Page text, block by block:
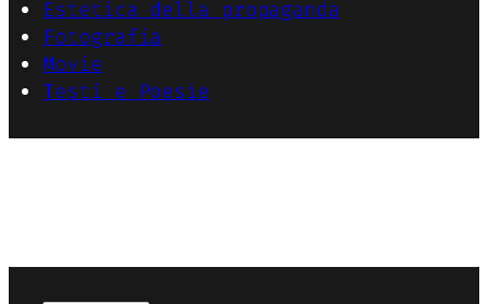
Estetica della propaganda
Fotografia
Movie
Testi e Poesie